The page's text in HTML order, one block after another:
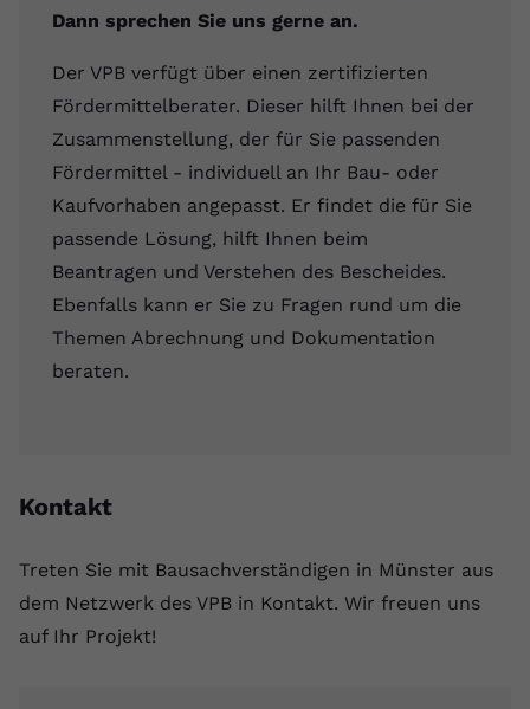
Dann sprechen Sie uns gerne an.
Der VPB verfügt über einen zertifizierten
Fördermittelberater. Dieser hilft Ihnen bei der
Zusammenstellung, der für Sie passenden
Fördermittel - individuell an Ihr Bau- oder
Kaufvorhaben angepasst. Er findet die für Sie
passende Lösung, hilft Ihnen beim
Beantragen und Verstehen des Bescheides.
Ebenfalls kann er Sie zu Fragen rund um die
Themen Abrechnung und Dokumentation
beraten.
Kontakt
Treten Sie mit Bausachverständigen in Münster aus
dem Netzwerk des VPB in Kontakt. Wir freuen uns
auf Ihr Projekt!